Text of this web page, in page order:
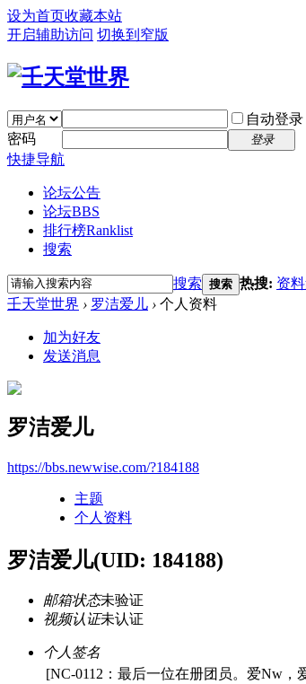
设为首页收藏本站
开启辅助访问 切换到窄版
自动登录
密码
登录
快捷导航
论坛公告
论坛BBS
排行榜Ranklist
搜索
搜索 搜索 热搜: 资
壬天堂世界 › 罗洁爱儿 › 个人资料
加为好友
发送消息
罗洁爱儿
https://bbs.newwise.com/?184188
主题
个人资料
罗洁爱儿(UID: 184188)
邮箱状态未验证
视频认证未认证
个人签名
[NC-0112：最后一位在册团员。爱Nw，